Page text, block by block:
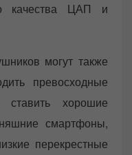
качества ЦАП и
могут также
превосходные
хорошие
смартфоны,
перекрестные